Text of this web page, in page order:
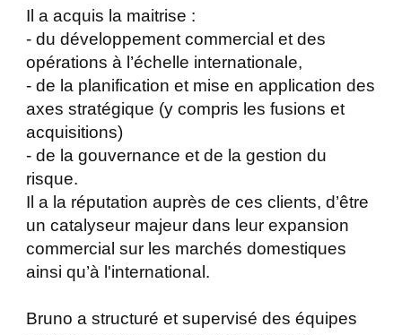
Il a acquis la maitrise :
- du développement commercial et des
opérations à l’échelle internationale,
- de la planification et mise en application des
axes stratégique (y compris les fusions et
acquisitions)
- de la gouvernance et de la gestion du
risque.
Il a la réputation auprès de ces clients, d’être
un catalyseur majeur dans leur expansion
commercial sur les marchés domestiques
ainsi qu’à l'international.
Bruno a structuré et supervisé des équipes